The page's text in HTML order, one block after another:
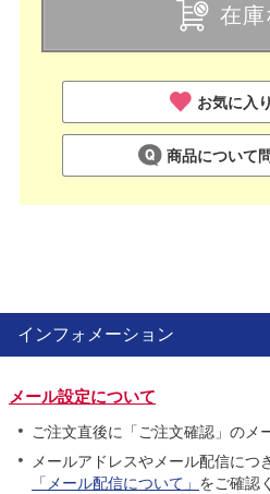
在庫
お気に入
商品について
インフォメーション
メール設定について
ご注文直後に「ご注文確認」のメ
メールアドレスやメール配信につ
「メール配信について」 をご確認